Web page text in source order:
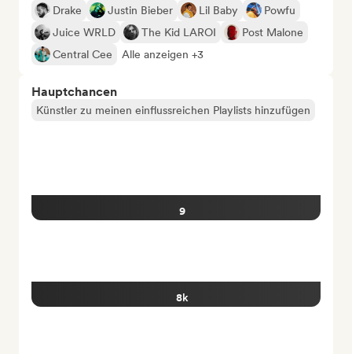
Drake Justin Bieber Lil Baby
Powfu
Juice WRLD
The Kid LAROI
Post Malone
Central Cee
Alle anzeigen +3
Hauptchancen
Künstler zu meinen einflussreichen Playlists hinzufügen
9
8k